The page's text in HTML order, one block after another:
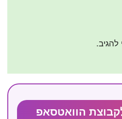
להגיב.
הוואטסאפ